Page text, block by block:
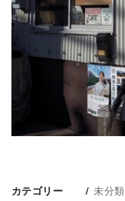
カテゴリー 未分類